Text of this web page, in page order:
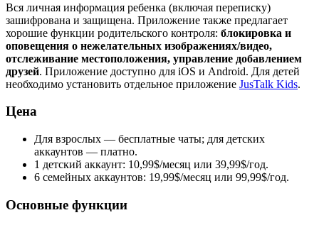
Вся личная информация ребенка (включая переписку)
зашифрована и защищена. Приложение также предлагает
хорошие функции родительского контроля: блокировка и
оповещения о нежелательных изображениях/видео,
отслеживание местоположения, управление добавлением
друзей. Приложение доступно для iOS и Android. Для детей
необходимо установить отдельное приложение JusTalk Kids.
Цена
Для взрослых — бесплатные чаты; для детских
аккаунтов — платно.
1 детский аккаунт: 10,99$/месяц или 39,99$/год.
6 семейных аккаунтов: 19,99$/месяц или 99,99$/год.
Основные функции